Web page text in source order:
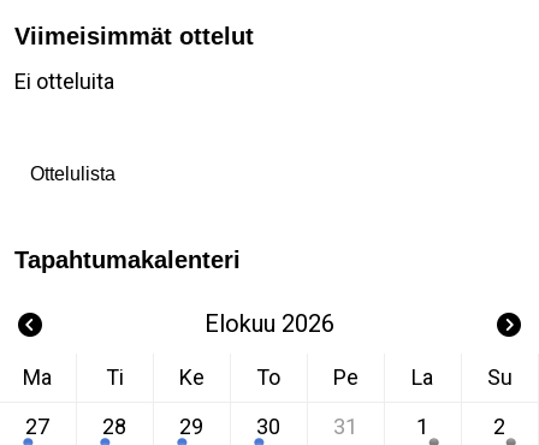
Viimeisimmät ottelut
Ei otteluita
Ottelulista
Tapahtumakalenteri
Elokuu 2026
Ma Ti Ke To Pe La
Su
27
28 29 30 31 1
2